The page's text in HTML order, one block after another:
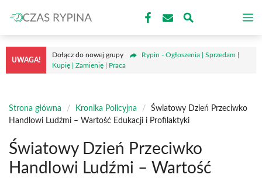
do
treści
UWAGA!
Dołącz do nowej grupy
Rypin - Ogłoszenia | Sprzedam |
Kupię | Zamienię | Praca
Strona główna / Kronika Policyjna /
Światowy Dzień Przeciwko
Handlowi Ludźmi – Wartość Edukacji i Profilaktyki
Światowy Dzień Przeciwko
Handlowi Ludźmi – Wartość